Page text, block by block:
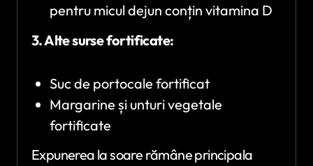
pentru micul dejun conțin vitamina D
3. Alte surse fortificate:
Suc de portocale fortificat
Margarine și unturi vegetale
fortificate
Expunerea la soare rămâne principala